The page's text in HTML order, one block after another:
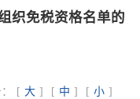
织免税资格名单的
[ 大 ] [ 中 ] [ 小 ]